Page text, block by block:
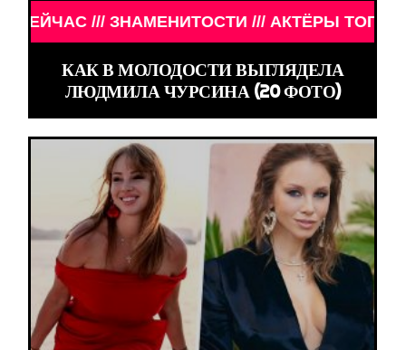
/// АКТЁРЫ ТОГДА И СЕЙЧАС ///
КАК В МОЛОДОСТИ ВЫГЛЯДЕЛА
ЛЮДМИЛА ЧУРСИНА (20 ФОТО)